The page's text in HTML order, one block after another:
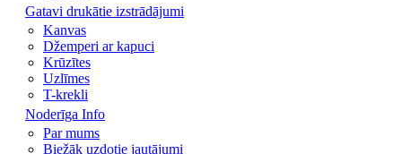
Gatavi drukātie izstrādājumi
Kanvas
Džemperi ar kapuci
Krūzītes
Uzlīmes
T-krekli
Noderīga Info
Par mums
Biežāk uzdotie jautājumi